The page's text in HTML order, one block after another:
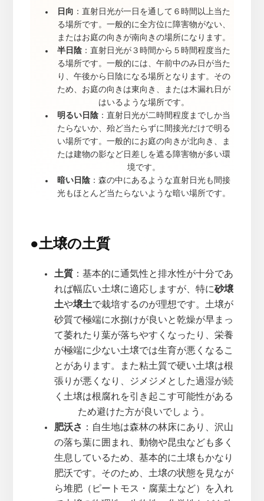
日向
：直射日光が一日を通して６時間以上当た
る場所です。一般的に全方位に障害物がない、
またはお庭の向きが南向きの場所になります。
半日陰 ：直射日光が３時間から５時間程度当た
る場所です。一般的には、午前中のみ日が当た
り、午後から日陰になる場所となります。その
ため、お庭の向きは東向き、または木漏れ日が
はいるような場所です。
明るい日陰 ：直射日光が二時間程度までしか当
たらないか、殆ど当たらずに間接光だけで明る
い場所です。一般的にお庭の向きが北向き、ま
たは建物の影など日差しを遮る障害物が多い環
境です。
暗い日陰 ：森の中にあるような直射日光も間接
光もほとんど当たらないような暗い場所です。
●土壌の土質
土質 ：基本的に通気性と排水性が十分であ
れば幅広い土壌に適応しますが、特に砂壌
土や壌土で栽培するのが理想です。土壌が
砂質で極端に水捌けが良いと乾燥が早まっ
て萎れたり葉が落ちやすくなったり、栄養
が極端に少ない土壌では生育が悪くなるこ
とがあります。また粘土質で硬い土壌は根
張りが悪くなり、ジメジメとした過湿が続
く土壌は根腐れを引き起こす可能性がある
ため避けた方が良いでしょう。
肥沃さ ：自生地は森林の林床にあり、沢山
の落ち葉に囲まれ、動物や昆虫なども多く
生息しているため、基本的に土壌もかなり
肥沃です。そのため、土壌の状態を見なが
ら堆肥（ピートモス・腐葉土など）を入れ